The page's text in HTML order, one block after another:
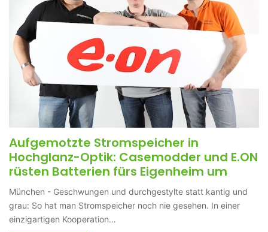
Aufgemotzte Stromspeicher in
Hochglanz-Optik: Casemodder und E.ON
rüsten Batterien fürs Eigenheim um
München - Geschwungen und durchgestylte statt kantig und
grau: So hat man Stromspeicher noch nie gesehen. In einer
einzigartigen Kooperation…